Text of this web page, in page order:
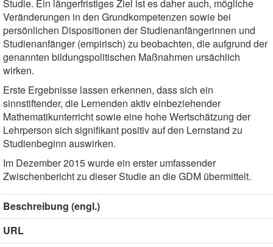
Studie. Ein längerfristiges Ziel ist es daher auch, mögliche
Veränderungen in den Grundkompetenzen sowie bei
persönlichen Dispositionen der Studienanfängerinnen und
Studienanfänger (empirisch) zu beobachten, die aufgrund der
genannten bildungspolitischen Maßnahmen ursächlich
wirken.
Erste Ergebnisse lassen erkennen, dass sich ein
sinnstiftender, die Lernenden aktiv einbeziehender
Mathematikunterricht sowie eine hohe Wertschätzung der
Lehrperson sich signifikant positiv auf den Lernstand zu
Studienbeginn auswirken.
Im Dezember 2015 wurde ein erster umfassender
Zwischenbericht zu dieser Studie an die GDM übermittelt.
Beschreibung (engl.)
URL